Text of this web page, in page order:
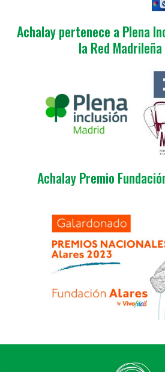
Achalay pertenece a Plena
la Red Madrileña
Achalay Premio